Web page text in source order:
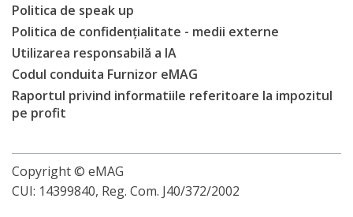
Politica de speak up
Politica de confidențialitate - medii externe
Utilizarea responsabilă a IA
Codul conduita Furnizor eMAG
Raportul privind informatiile referitoare la impozitul
pe profit
Copyright © eMAG
CUI: 14399840, Reg. Com. J40/372/2002